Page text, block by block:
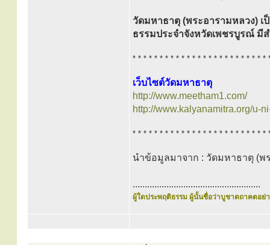
วัดมหาธาตุ (พระอารามหลวง)
ธรรมประจำจังหวัดเพชรบูรณ์ มี
* * * * * * * * * * * * * * * * * * * * * * * * *
เว็บไซต์วัดมหาธาตุ
http://www.meetham1.com/
http://www.kalyanamitra.org/u-
* * * * * * * * * * * * * * * * * * * * * * * * *
นำข้อมูลมาจาก : วัดมหาธาตุ (พ
.....................................................
ผู้ใดประพฤติธรรม ผู้นั้นชื่อว่าบูชาตถาคตอย่า